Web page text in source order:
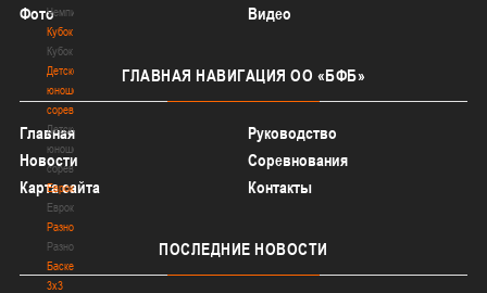
Чемпионат
Кубок
Кубок
Детско-
юношеские
соревнования
Детско-
юношеские
соревнования
Еврокубки
Еврокубки
Разное
Разное
Баскетбол
3х3
Фото
Видео
ГЛАВНАЯ НАВИГАЦИЯ ОО «БФБ»
Главная
Руководство
Новости
Соревнования
Карта сайта
Контакты
ПОСЛЕДНИЕ НОВОСТИ